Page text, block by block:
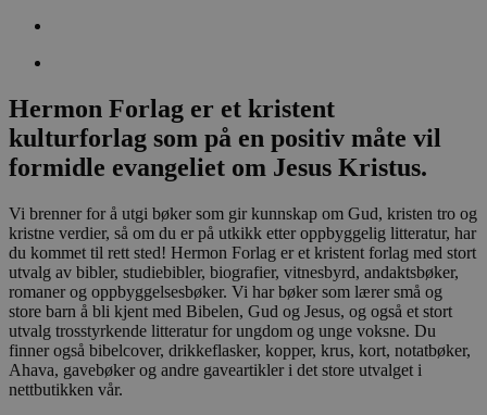
Hermon Forlag er et kristent
kulturforlag som på en positiv måte vil
formidle evangeliet om Jesus Kristus.
Vi brenner for å utgi bøker som gir kunnskap om Gud, kristen tro og
kristne verdier, så om du er på utkikk etter oppbyggelig litteratur, har
du kommet til rett sted! Hermon Forlag er et kristent forlag med stort
utvalg av bibler, studiebibler, biografier, vitnesbyrd, andaktsbøker,
romaner og oppbyggelsesbøker. Vi har bøker som lærer små og
store barn å bli kjent med Bibelen, Gud og Jesus, og også et stort
utvalg trosstyrkende litteratur for ungdom og unge voksne. Du
finner også bibelcover, drikkeflasker, kopper, krus, kort, notatbøker,
Ahava, gavebøker og andre gaveartikler i det store utvalget i
nettbutikken vår.